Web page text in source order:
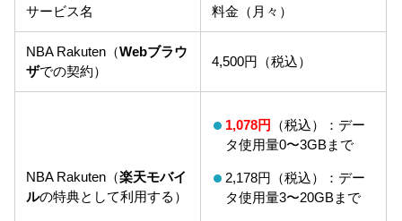
サービス名 料金（月々）
NBA Rakuten（Webブラウ
ザでの契約）
4,500円（税込）
NBA Rakuten（楽天モバイ
ルの特典として利用する）
1,078円
（税込）：デー
タ使用量0〜3GBまで
2,178円（税込）：デー
タ使用量3〜20GBまで